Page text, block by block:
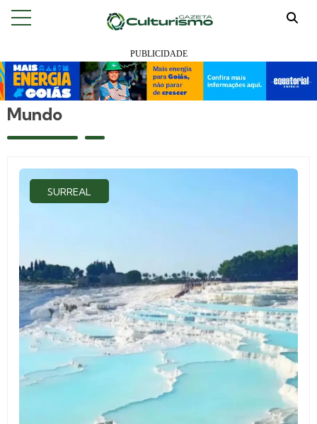
Mundo
SURREAL